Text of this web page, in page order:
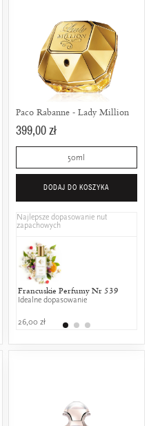
Chanel - N°5
50% wspólnych nut zapachowych
799,00 zł
Moschino -
Paco Rabanne - Lady Million
399,00 zł
50ml
DODAJ DO KOSZYKA
Najlepsze dopasowanie nut
zapachowych
Francuskie Perfumy Nr 539
Idealne dopasowanie
26,00 zł